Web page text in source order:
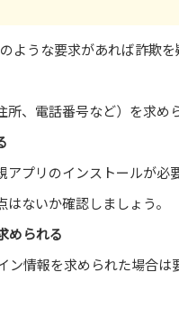
ような要求があれば詐欺を
、電話番号など）を求め
プリのインストールが必
ないか確認しましょう。
められる
情報を求められた場合は